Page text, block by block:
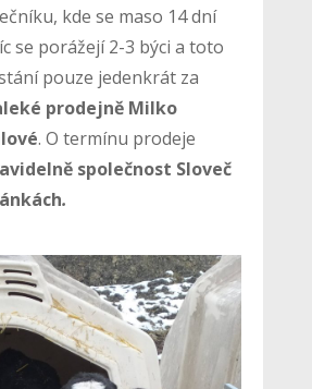
kde se maso 14 dní
se porážejí 2-3 býci a toto
pouze jedenkrát za
prodejně Milko
. O termínu prodeje
společnost Sloveč
.